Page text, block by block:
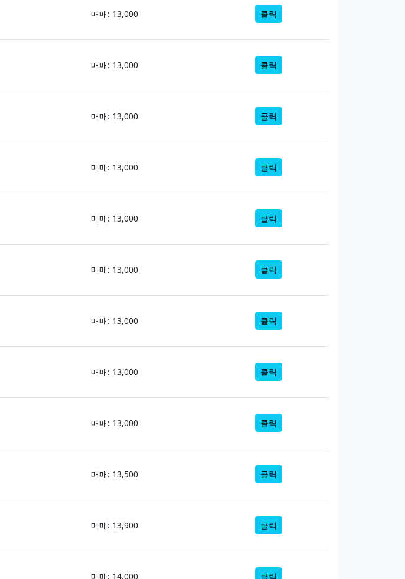
매매: 13,000 클릭
매매: 13,000 클릭
매매: 13,000 클릭
매매: 13,000 클릭
매매: 13,000 클릭
매매: 13,000 클릭
매매: 13,000 클릭
매매: 13,000 클릭
매매: 13,000 클릭
매매: 13,500 클릭
매매: 13,900 클릭
매매: 14,000 클릭